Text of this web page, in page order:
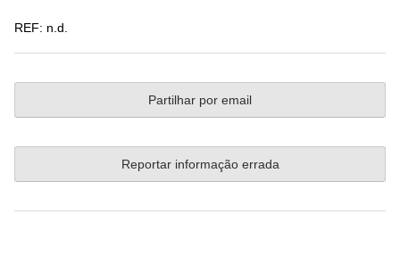
REF: n.d.
Partilhar por email
Reportar informação errada